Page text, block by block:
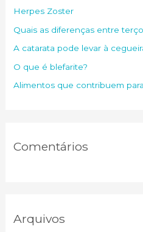
a
r
p
o
Herpes Zoster
Quais as diferenças entre
A catarata pode levar à
O que é blefarite?
Alimentos que contribuem
Comentários
Arquivos